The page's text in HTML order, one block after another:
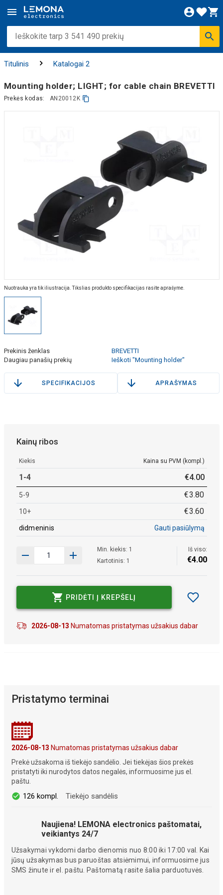
Titulinis Katalogai 2
Mounting holder; LIGHT; for cable chain BREVETTI
Prekės kodas: AN20012K
Nuotrauka yra tik iliustracija. Tikslias produkto specifikacijas rasite aprašyme.
Prekinis ženklas
BREVETTI
Daugiau panašių prekių
Ieškoti "Mounting holder"
SPECIFIKACIJOS APRAŠYMAS
Kainų ribos
Kiekis Kaina su PVM (kompl.)
1-4 €4.00
5-9 €3.80
10+ €3.60
didmeninis Gauti pasiūlymą
Min. kiekis: 1
Kartotinis: 1
Iš viso:
€4.00
PRIDĖTI Į KREPŠELĮ
2026-08-13 Numatomas pristatymas užsakius dabar
Pristatymo terminai
2026-08-13 Numatomas pristatymas užsakius dabar
Prekė užsakoma iš tiekėjo sandėlio. Jei tiekėjas šios prekės
pristatyti iki nurodytos datos negalės, informuosime jus el.
paštu.
126 kompl. Tiekėjo sandėlis
Naujiena! LEMONA electronics paštomatai,
veikiantys 24/7
Užsakymai vykdomi darbo dienomis nuo 8:00 iki 17:00 val. Kai
jūsų užsakymas bus paruoštas atsiėmimui, informuosime jus
SMS žinute ir el. paštu. Paštomatą rasite šalia parduotuvės.